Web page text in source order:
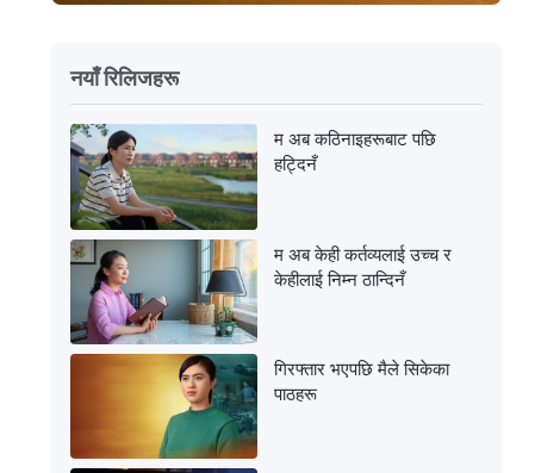
नयाँ रिलिजहरू
म अब कठिनाइहरूबाट पछि
हट्दिनँ
म अब केही कर्तव्यलाई उच्च र
केहीलाई निम्न ठान्दिनँ
गिरफ्तार भएपछि मैले सिकेका
पाठहरू